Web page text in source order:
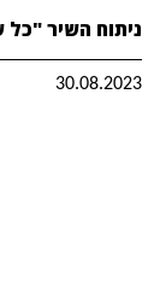
ניתוח השיר
30.08.2023